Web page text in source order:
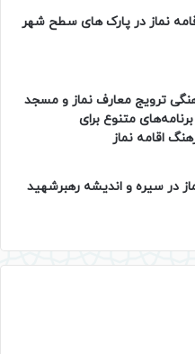
نماز در پارک های سطح شهر
ترویج معارف نماز و مسجد
متنوع برای
اقامه نماز
در سیره و اندیشه رهبرشهید